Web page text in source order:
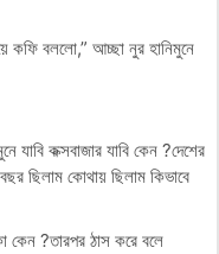
কফি বললো,” আচ্ছা নুর হানিমুনে
কক্সবাজার যাবি কেন ?দেশের
ছিলাম কোথায় ছিলাম কিভাবে
কেন ?তারপর ঠাস করে বলে